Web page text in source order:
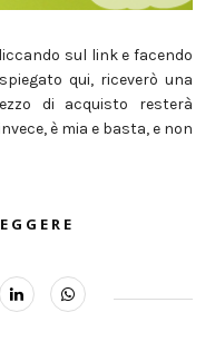
sul link e facendo
qui, riceverò una
di acquisto resterà
è mia e basta, e non